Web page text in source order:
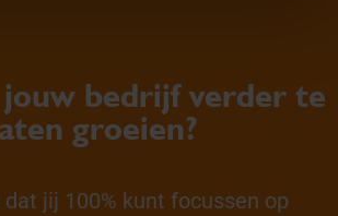
bedrijf verder te
groeien?
jij 100% kunt focussen op